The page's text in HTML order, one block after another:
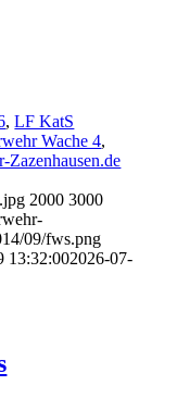
,LF KatS
Wache 4,
Zazenhausen.de
2000 3000
09/fws.png
13:32:002026-07-